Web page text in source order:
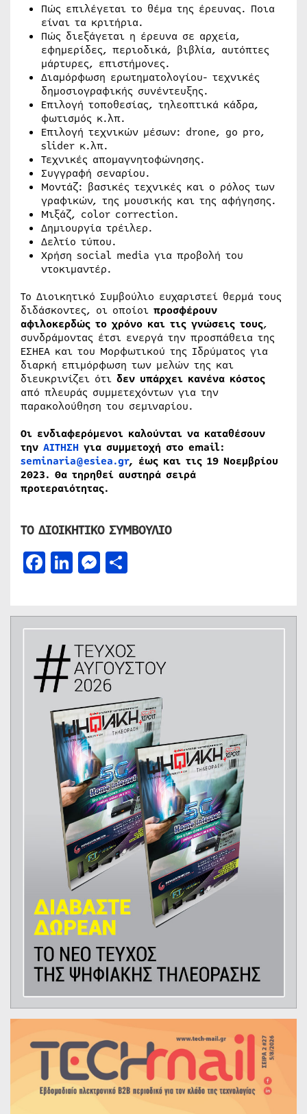
Πώς επιλέγεται το θέμα της έρευνας. Ποια
είναι τα κριτήρια.
Πώς διεξάγεται η έρευνα σε αρχεία,
εφημερίδες, περιοδικά, βιβλία, αυτόπτες
μάρτυρες, επιστήμονες.
Διαμόρφωση ερωτηματολογίου- τεχνικές
δημοσιογραφικής συνέντευξης.
Επιλογή τοποθεσίας, τηλεοπτικά κάδρα,
φωτισμός κ.λπ.
Επιλογή τεχνικών μέσων: drone, go pro,
slider κ.λπ.
Τεχνικές απομαγνητοφώνησης.
Συγγραφή σεναρίου.
Μοντάζ: βασικές τεχνικές και ο ρόλος των
γραφικών, της μουσικής και της αφήγησης.
Μιξάζ, color correction.
Δημιουργία τρέιλερ.
Δελτίο τύπου.
Χρήση social media για προβολή του
ντοκιμαντέρ.
Το Διοικητικό Συμβούλιο ευχαριστεί θερμά τους
διδάσκοντες, οι οποίοι προσφέρουν
αφιλοκερδώς το χρόνο και τις γνώσεις τους,
συνδράμοντας έτσι ενεργά την προσπάθεια της
ΕΣΗΕΑ και του Μορφωτικού της Ιδρύματος για
διαρκή επιμόρφωση των μελών της και
διευκρινίζει ότι δεν υπάρχει κανένα κόστος
από πλευράς συμμετεχόντων για την
παρακολούθηση του σεμιναρίου.
Οι ενδιαφερόμενοι καλούνται να καταθέσουν
την ΑΙΤΗΣΗ για συμμετοχή στο email:
seminaria@esiea.gr, έως και τις 19 Νοεμβρίου
2023. Θα τηρηθεί αυστηρά σειρά
προτεραιότητας.
ΤΟ ΔΙΟΙΚΗΤΙΚΟ ΣΥΜΒΟΥΛΙΟ
Facebook
LinkedIn
Messenger